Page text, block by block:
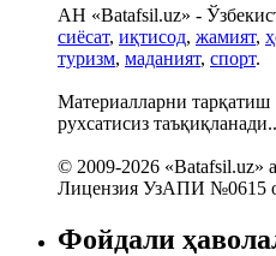
АН «Batafsil.uz» -
сиёсат, иқтисод, жамият,
туризм, маданият, спорт.
Материалларни
рухсатисиз
© 2009-2026 «Batafsil.uz»
Лицензия УзАПИ №0615
Фойдали